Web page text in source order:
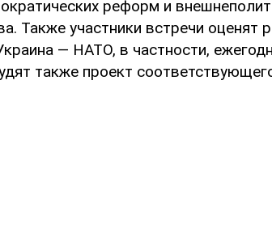
реформ и
Также участники встречи
— НАТО, в частности,
также проект